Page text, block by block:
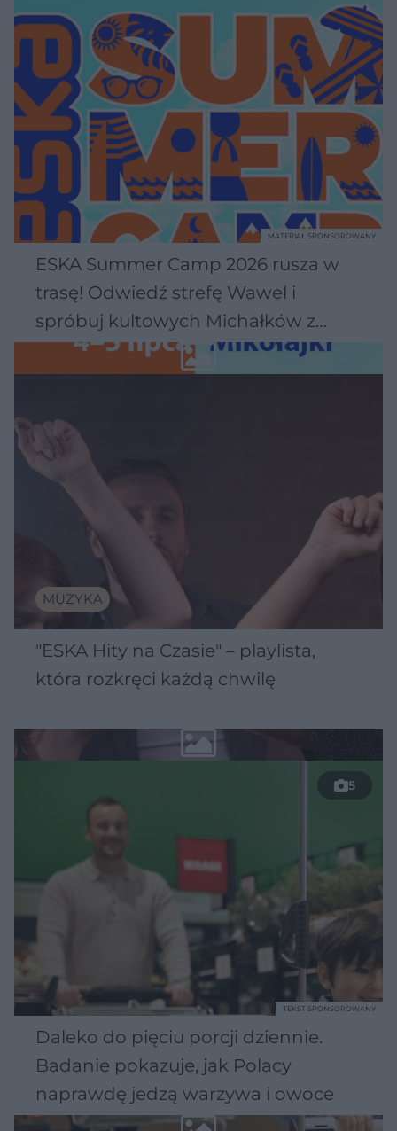
ESKA Summer Camp 2026 rusza w
trasę! Odwiedź strefę Wawel i
spróbuj kultowych Michałków z
Wawelu
MATERIAŁ SPONSOROWANY
MUZYKA
"ESKA Hity na Czasie" – playlista,
która rozkręci każdą chwilę
5
Daleko do pięciu porcji dziennie.
Badanie pokazuje, jak Polacy
naprawdę jedzą warzywa i owoce
TEKST SPONSOROWANY